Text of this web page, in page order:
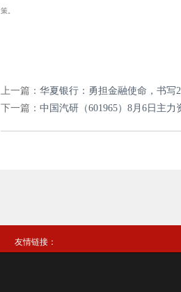
策。
上一篇： 华夏银行：勇担金融使命，书写
下一篇： 中国汽研（601965）8月6日主力
友情链接：